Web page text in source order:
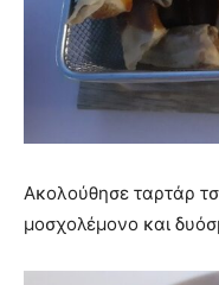
Ακολούθησε ταρτάρ
μοσχολέμονο και